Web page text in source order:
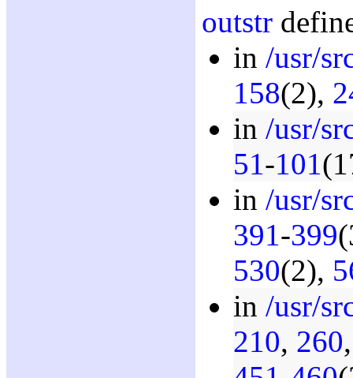
outstr
in /usr/
158(2),
in /usr/
51-101
in /usr/
391-399
530(2),
in /usr/
210, 260